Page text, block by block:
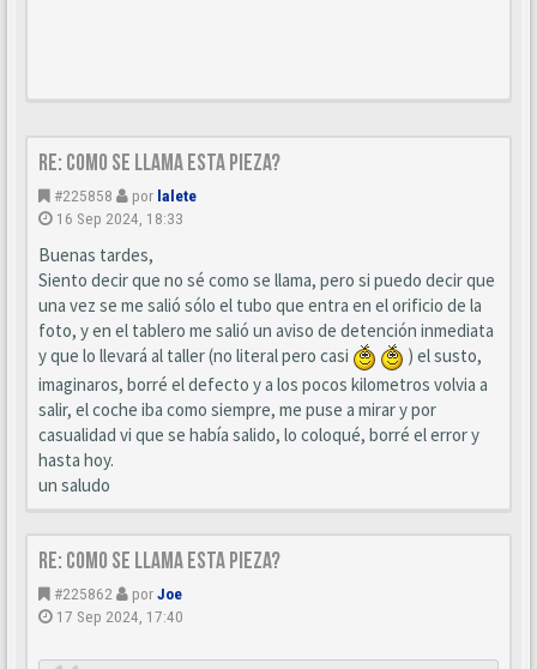
Re: Como se llama esta pieza?
#225858 por lalete
16 Sep 2024, 18:33
Buenas tardes,
Siento decir que no sé como se llama, pero si puedo decir que
una vez se me salió sólo el tubo que entra en el orificio de la
foto, y en el tablero me salió un aviso de detención inmediata
y que lo llevará al taller (no literal pero casi
) el susto,
imaginaros, borré el defecto y a los pocos kilometros volvia a
salir, el coche iba como siempre, me puse a mirar y por
casualidad vi que se había salido, lo coloqué, borré el error y
hasta hoy.
un saludo
Re: Como se llama esta pieza?
#225862 porJoe
17 Sep 2024, 17:40